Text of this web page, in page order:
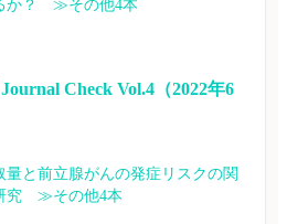
か？　≫その他4本
Check Vol.4（2022年6
と前立腺がんの発症リスクの関
究　≫その他4本